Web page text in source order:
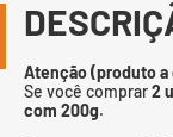
Atenção (produto a
Se você comprar2
com 200g.